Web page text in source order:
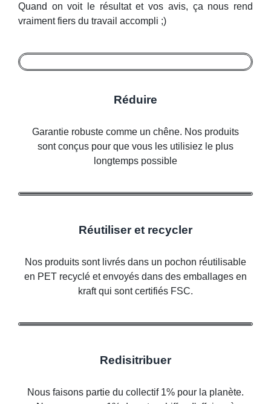
Quand on voit le résultat et vos avis, ça nous rend
vraiment fiers du travail accompli ;)
Réduire
Garantie robuste comme un chêne. Nos produits
sont conçus pour que vous les utilisiez le plus
longtemps possible
Réutiliser et recycler
Nos produits sont livrés dans un pochon réutilisable
en PET recyclé et envoyés dans des emballages en
kraft qui sont certifiés FSC.
Redisitribuer
Nous faisons partie du collectif 1% pour la planète.